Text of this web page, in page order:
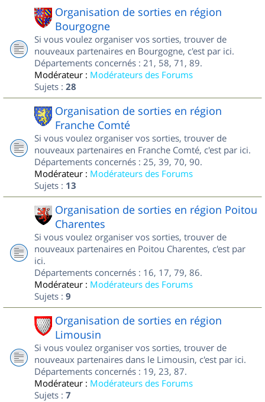
Organisation de sorties en région
Bourgogne
Si vous voulez organiser vos sorties, trouver de
nouveaux partenaires en Bourgogne, c'est par ici.
Départements concernés : 21, 58, 71, 89.
Modérateur : Modérateurs des Forums
Sujets : 28
Organisation de sorties en région
Franche Comté
Si vous voulez organiser vos sorties, trouver de
nouveaux partenaires en Franche Comté, c'est par ici.
Départements concernés : 25, 39, 70, 90.
Modérateur : Modérateurs des Forums
Sujets : 13
Organisation de sorties en région Poitou
Charentes
Si vous voulez organiser vos sorties, trouver de
nouveaux partenaires en Poitou Charentes, c'est par
ici.
Départements concernés : 16, 17, 79, 86.
Modérateur : Modérateurs des Forums
Sujets : 9
Organisation de sorties en région
Limousin
Si vous voulez organiser vos sorties, trouver de
nouveaux partenaires dans le Limousin, c'est par ici.
Départements concernés : 19, 23, 87.
Modérateur : Modérateurs des Forums
Sujets : 7